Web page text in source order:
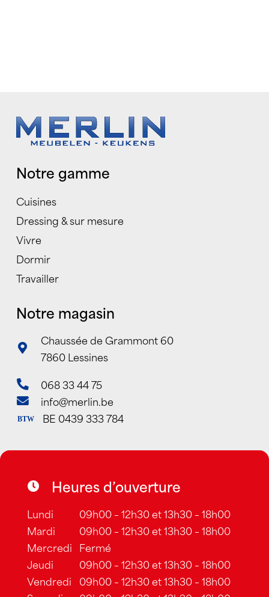
Notre gamme
Cuisines
Dressing & sur mesure
Vivre
Dormir
Travailler
Notre magasin
Chaussée de Grammont 60
7860 Lessines
068 33 44 75
info@merlin.be
BTW BE 0439 333 784
Heures d’ouverture
Lundi
09h00 – 12h30 et 13h30 – 18h00
Mardi
09h00 – 12h30 et 13h30 – 18h00
Mercredi Fermé
Jeudi
09h00 – 12h30 et 13h30 – 18h00
Vendredi 09h00 – 12h30 et 13h30 – 18h00